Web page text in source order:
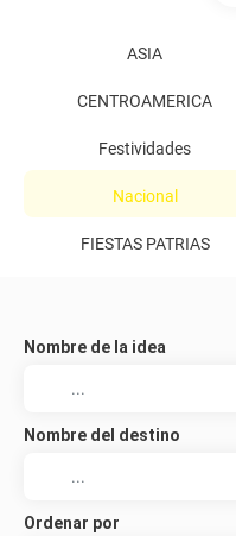
ASIA
CENTROAMERICA
Festividades
Nacional
FIESTAS PATRIAS
Nombre de la idea
Nombre del destino
Ordenar por